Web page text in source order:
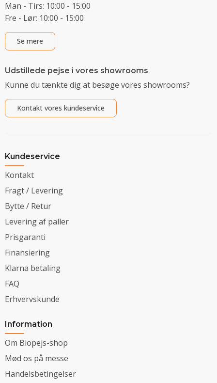
Man - Tirs: 10:00 - 15:00
Fre - Lør: 10:00 - 15:00
Se mere
Udstillede pejse i vores showrooms
Kunne du tænkte dig at besøge vores showrooms?
Kontakt vores kundeservice
Kundeservice
Kontakt
Fragt / Levering
Bytte / Retur
Levering af paller
Prisgaranti
Finansiering
Klarna betaling
FAQ
Erhvervskunde
Information
Om Biopejs-shop
Mød os på messe
Handelsbetingelser